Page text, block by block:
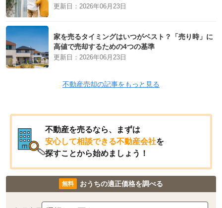
更新日： 2026年06月23日
家を売るタイミングはいつがベスト？「売り時」に
高値で売却するための4つの基準
更新日： 2026年06月23日
不動産売却の記事をもっと見る
不動産を売るなら、まずは
安心して相談できる不動産会社を
探すことから始めましょう！
おうちの適正価格を調べる